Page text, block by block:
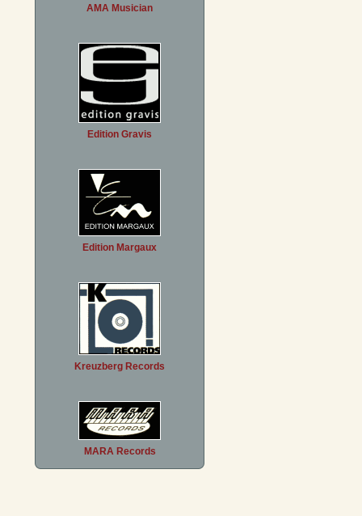
AMA Musician
Edition Gravis
Edition Margaux
Kreuzberg Records
MARA Records